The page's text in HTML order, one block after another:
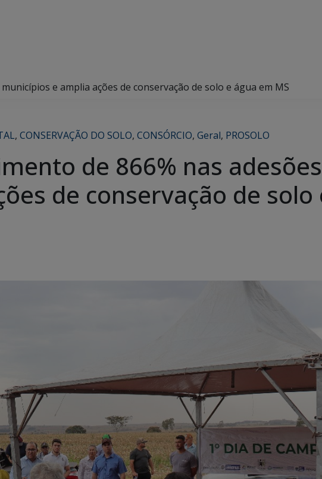
e amplia ações de conservação de solo e água em MS
, CONSERVAÇÃO DO SOLO, CONSÓRCIO, Geral, PROSOLO
de 866% nas
de conservação de solo